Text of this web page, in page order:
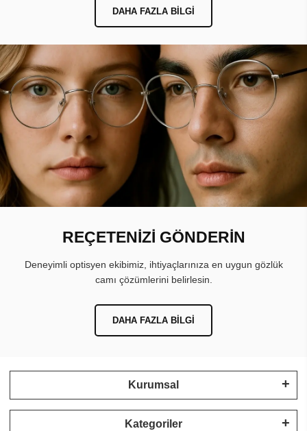
DAHA FAZLA BILGI
REÇETENİZİ GÖNDERİN
Deneyimli optisyen ekibimiz, ihtiyaçlarınıza en uygun gözlük
camı çözümlerini belirlesin.
DAHA FAZLA BILGI
Kurumsal
Kategoriler